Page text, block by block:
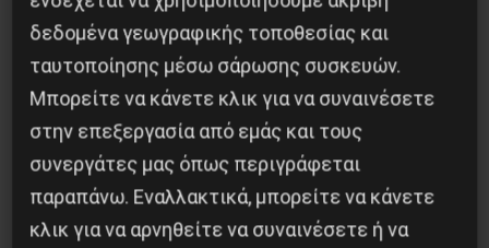
δεδομένα γεωγραφικής τοποθεσίας και
ταυτοποίησης μέσω σάρωσης συσκευών.
Μπορείτε να κάνετε κλικ για να συναινέσετε
στην επεξεργασία από εμάς και τους
συνεργάτες μας όπως περιγράφεται
παραπάνω. Εναλλακτικά, μπορείτε να κάνετε
κλικ για να αρνηθείτε να συναινέσετε ή να